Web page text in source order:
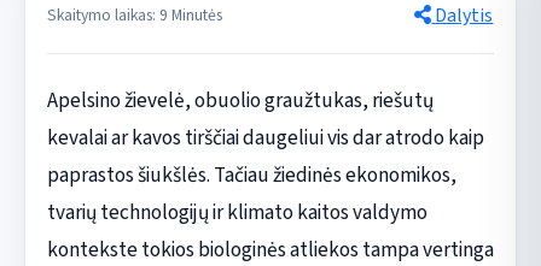
Skaitymo laikas: 9 Minutės Dalytis
Apelsino žievelė, obuolio graužtukas, riešutų
kevalai ar kavos tirščiai daugeliui vis dar atrodo kaip
paprastos šiukšlės. Tačiau žiedinės ekonomikos,
tvarių technologijų ir klimato kaitos valdymo
kontekste tokios biologinės atliekos tampa vertinga